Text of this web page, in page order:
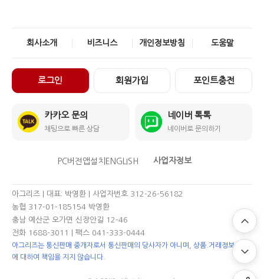
회사소개 비즈니스 개인정보방침 도움말
로그인 회원가입 포인트충전
카카오 문의
채팅으로 빠른 상담
네이버 톡톡
네이버로 문의하기
PC버전 앱설치 ENGLISH 사업자정보
아그리즈 | 대표: 박영환 | 사업자번호 312-26-56182
농협 317-01-185154 박영환
충남 예산군 오가면 신장안길 12-46
전화 1688-3011
| 팩스 041-333-0444
아그리즈는 통신판매 중개자로서 통신판매의 당사자가 아니며, 상품.거래정보, 거래
에 대하여 책임을 지지 않습니다.